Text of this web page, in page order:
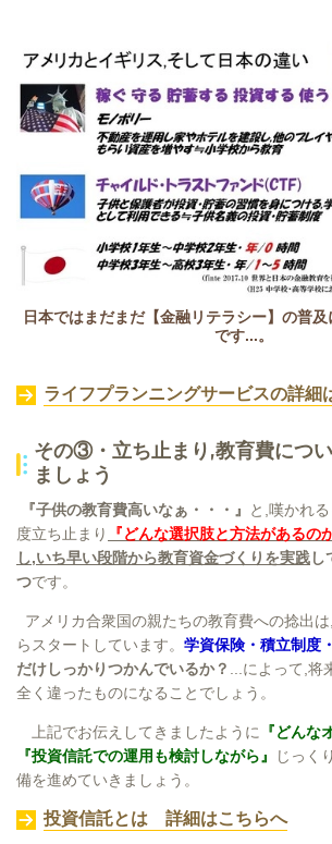
日本ではまだまだ【金融リテラシー】の普
です...。
ライフプランニングサービスの詳細
その③・立ち止まり,教育費につ
ましょう
『子供の教育費高いなぁ・・・』
と,嘆かれ
度立ち止まり
『どんな選択肢と方法があるの
し,いち早い段階から教育資金づくりを実践し
つです。
アメリカ合衆国の親たちの教育費への捻出
らスタートしています。 学資保険・積立制度
だけしっかりつかんでいるか？ ...によって,将
全く違ったものになることでしょう。
上記でお伝えしてきましたように 『どんな
『投資信託での運用も検討しながら』
じっく
備を進めていきましょう。
投資信託とは 詳細はこちらへ